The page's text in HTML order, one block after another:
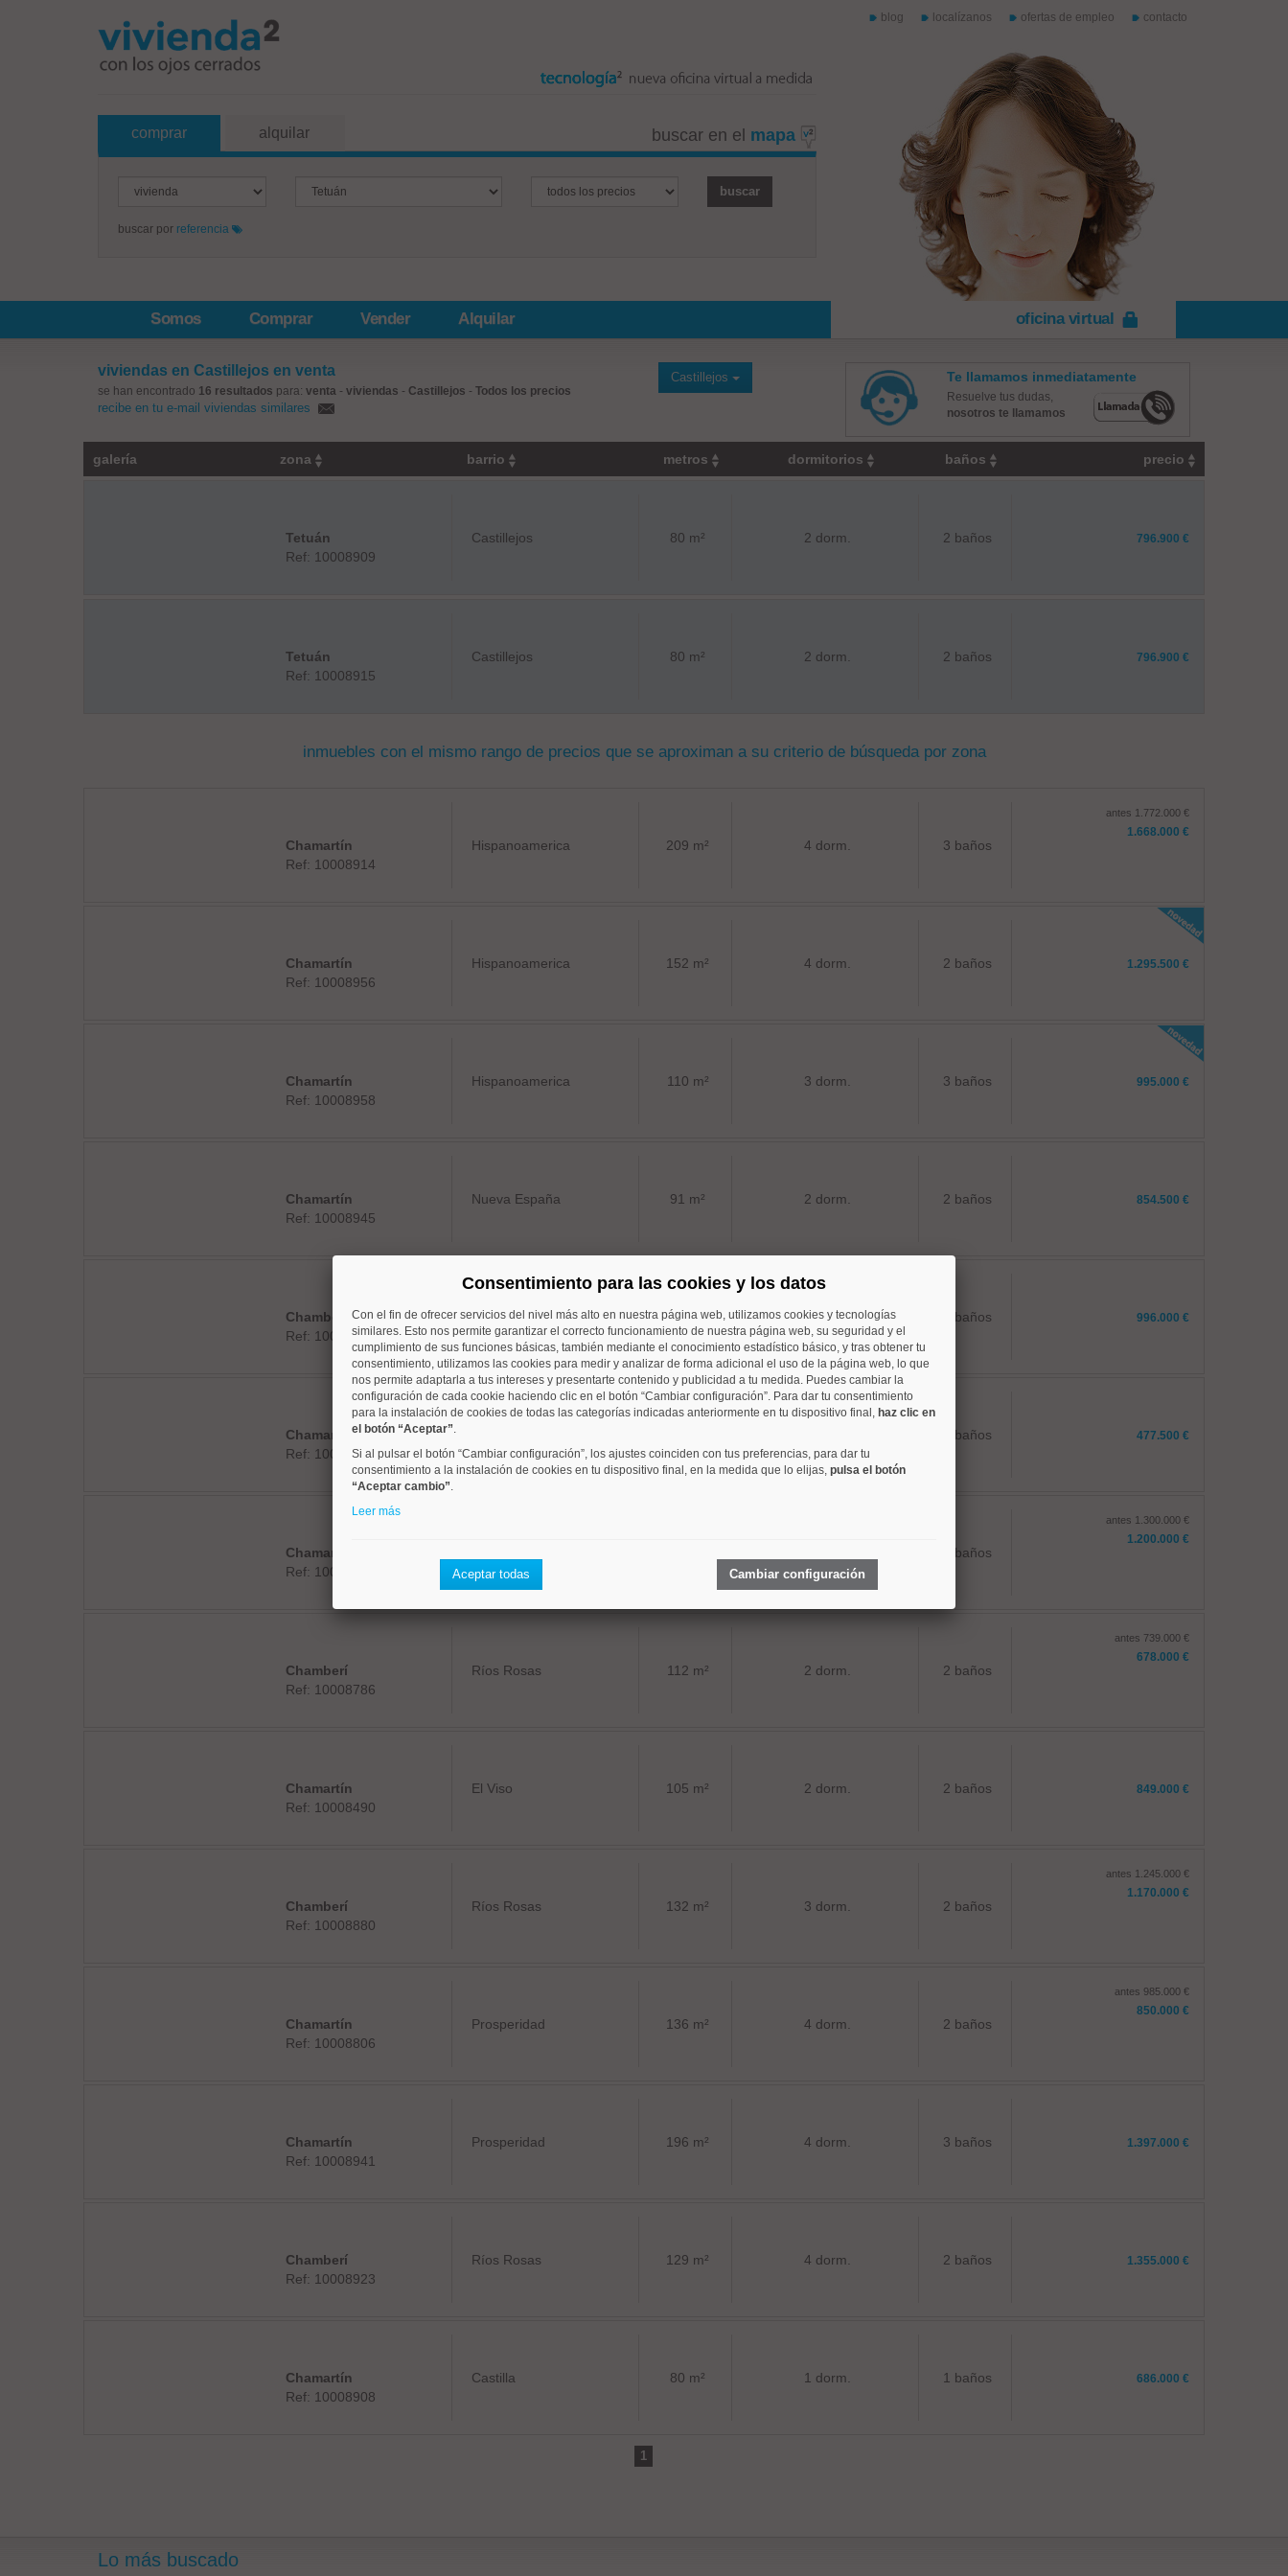
blog localízanos ofertas de empleo contacto
buscar en el mapa
comprar alquilar
buscar por referencia
Somos Comprar Vender Alquilar oficina virtual
viviendas en Castillejos en venta
se han encontrado 16 resultados para: venta - viviendas - Castillejos - Todos los precios
recibe en tu e-mail viviendas similares
Castillejos Te llamamos inmediatamente
Resuelve tus dudas,
nosotros te llamamos
galería zona barrio metros dormitorios baños precio
Tetuán
Ref: 10008909
Castillejos 80 m² 2 dorm. 2 baños 796.900 €
Tetuán
Ref: 10008915
Castillejos 80 m² 2 dorm. 2 baños 796.900 €
inmuebles con el mismo rango de precios que se aproximan a su criterio de búsqueda por zona
Chamartín
Ref: 10008914
Hispanoamerica 209 m² 4 dorm. 3 baños
antes 1.772.000 €
1.668.000 €
Chamartín
Ref: 10008956
Hispanoamerica 152 m² 4 dorm. 2 baños 1.295.500 €
Chamartín
Ref: 10008958
Hispanoamerica 110 m² 3 dorm. 3 baños 995.000 €
Chamartín
Ref: 10008945
Nueva España 91 m² 2 dorm. 2 baños 854.500 €
Chamberí
Ref: 10008939
Vallehermoso 108 m² 3 dorm. 1 baños 996.000 €
Chamartín
Ref: 10008852
1 baños 477.500 €
Chamartín
Ref: 10008919
3 baños
antes 1.300.000 €
1.200.000 €
Chamberí
Ref: 10008786
Ríos Rosas 112 m² 2 dorm. 2 baños
antes 739.000 €
678.000 €
Chamartín
Ref: 10008490
El Viso 105 m² 2 dorm. 2 baños 849.000 €
Chamberí
Ref: 10008880
Ríos Rosas 132 m² 3 dorm. 2 baños
antes 1.245.000 €
1.170.000 €
Chamartín
Ref: 10008806
Prosperidad 136 m² 4 dorm. 2 baños
antes 985.000 €
850.000 €
Chamartín
Ref: 10008941
Prosperidad 196 m² 4 dorm. 3 baños 1.397.000 €
Chamberí
Ref: 10008923
Ríos Rosas 129 m² 4 dorm. 2 baños 1.355.000 €
Chamartín
Ref: 10008908
Castilla 80 m² 1 dorm. 1 baños 686.000 €
1
Lo más buscado
Consentimiento para las cookies y los datos
Con el fin de ofrecer servicios del nivel más alto en nuestra página web, utilizamos cookies y tecnologías
similares. Esto nos permite garantizar el correcto funcionamiento de nuestra página web, su seguridad y el
cumplimiento de sus funciones básicas, también mediante el conocimiento estadístico básico, y tras obtener tu
consentimiento, utilizamos las cookies para medir y analizar de forma adicional el uso de la página web, lo que
nos permite adaptarla a tus intereses y presentarte contenido y publicidad a tu medida. Puedes cambiar la
configuración de cada cookie haciendo clic en el botón “Cambiar configuración”. Para dar tu consentimiento
para la instalación de cookies de todas las categorías indicadas anteriormente en tu dispositivo final, haz clic en
el botón “Aceptar”.
Si al pulsar el botón “Cambiar configuración”, los ajustes coinciden con tus preferencias, para dar tu
consentimiento a la instalación de cookies en tu dispositivo final, en la medida que lo elijas, pulsa el botón
“Aceptar cambio”.
Leer más
Aceptar todas Cambiar configuración